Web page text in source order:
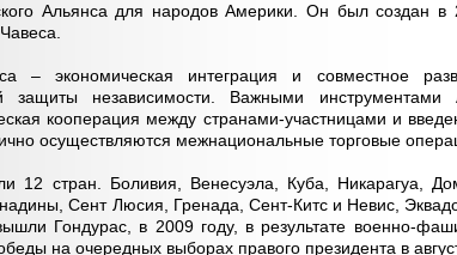
Альянса для народов Америки. Он был создан в
– экономическая интеграция и совместное
защиты независимости. Важными инструментами
кооперация между странами-участницами и
осуществляются межнациональные торговые
12 стран. Боливия, Венесуэла, Куба, Никарагуа,
Сент Люсия, Гренада, Сент-Китс и Невис,
Гондурас, в 2009 году, в результате военно-
на очередных выборах правого президента в